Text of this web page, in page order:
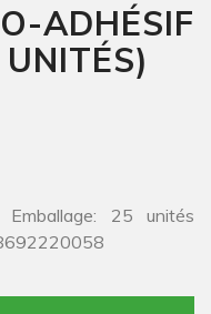
ADHÉSIF
25 unités